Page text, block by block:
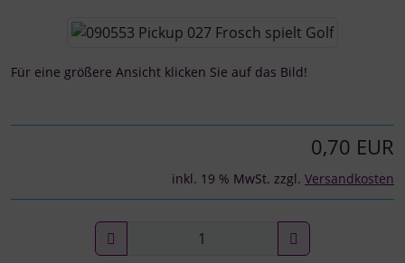
Wenn mehr als ein Produktbild existiert, können Sie die
Für eine größere Ansicht klicken Sie auf das Bild!
0,70 EUR
inkl. 19 % MwSt. zzgl. Versandkosten